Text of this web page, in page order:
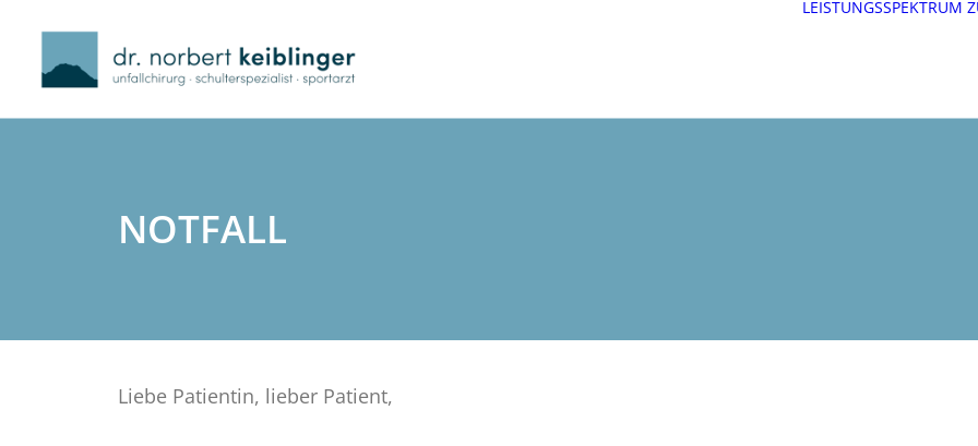
LEISTUNGSSPEKTRUM
NOTFALL
Liebe Patientin, lieber Patient,